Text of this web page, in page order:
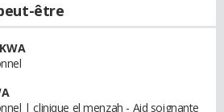
être
| clinique el menzah - Aid soignante